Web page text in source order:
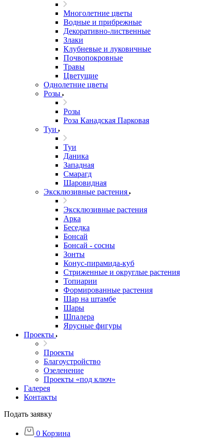
Многолетние цветы
Водные и прибрежные
Декоративно-лиственные
Злаки
Клубневые и луковичные
Почвопокровные
Травы
Цветущие
Однолетние цветы
Розы
Розы
Роза Канадская Парковая
Туи
Туи
Даника
Западная
Смарагд
Шаровидная
Эксклюзивные растения
Эксклюзивные растения
Арка
Беседка
Бонсай
Бонсай - сосны
Зонты
Конус-пирамида-куб
Стриженные и округлые растения
Топиарии
Формированные растения
Шар на штамбе
Шары
Шпалера
Ярусные фигуры
Проекты
Проекты
Благоустройство
Озеленение
Проекты «под ключ»
Галерея
Контакты
Подать заявку
0 Корзина